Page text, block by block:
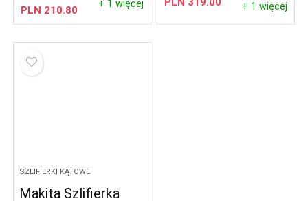
PLN 210.80
+ 1 więcej + 1 więcej
SZLIFIERKI KĄTOWE
Makita Szlifierka